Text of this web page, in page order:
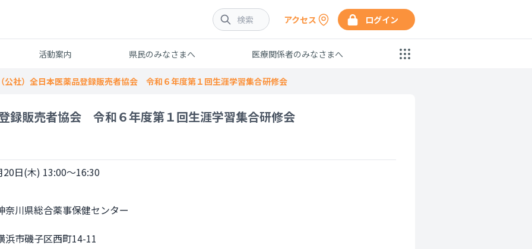
アクセス ログイン
活動案内 県民のみなさまへ 医療関係者のみなさまへ
（公社）全日本医薬品登録販売者協会 令和６年度第１回生涯学習集合研修会
登録販売者協会 令和６年度第１回生涯学習集合研修会
20日(木) 13:00～16:30
浜市磯子区西町14-11